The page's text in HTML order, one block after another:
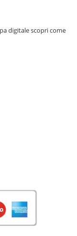
digitale scopri come